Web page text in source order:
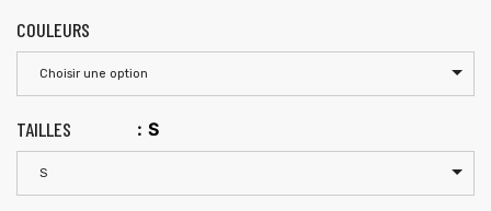
COULEURS
Choisir une option
TAILLES : S
S